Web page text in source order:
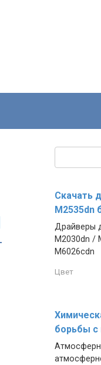
Скачать
M2535dn
Драйверы
M2030dn /
M6026cdn
Цвет
борьбы с